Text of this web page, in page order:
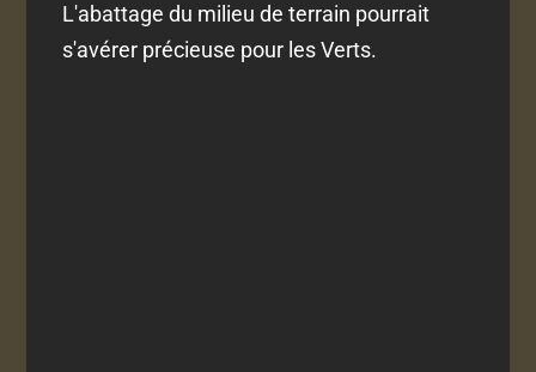
L'abattage du milieu de terrain pourrait
s'avérer précieuse pour les Verts.